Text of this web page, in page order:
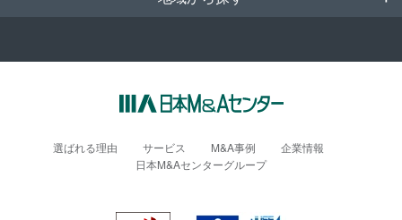
選ばれる理由 サービス M&A事例
企業情報
日本M&Aセンターグループ